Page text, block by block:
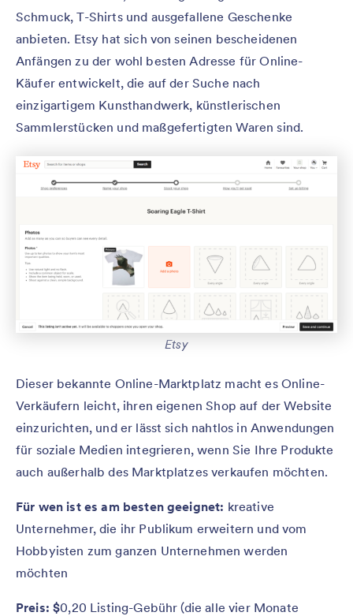
Schmuck, T-Shirts und ausgefallene Geschenke
anbieten. Etsy hat sich von seinen bescheidenen
Anfängen zu der wohl besten Adresse für Online-
Käufer entwickelt, die auf der Suche nach
einzigartigem Kunsthandwerk, künstlerischen
Sammlerstücken und maßgefertigten Waren sind.
Etsy
Dieser bekannte Online-Marktplatz macht es Online-
Verkäufern leicht, ihren eigenen Shop auf der Website
einzurichten, und er lässt sich nahtlos in Anwendungen
für soziale Medien integrieren, wenn Sie Ihre Produkte
auch außerhalb des Marktplatzes verkaufen möchten.
Für wen ist es am besten geeignet: kreative
Unternehmer, die ihr Publikum erweitern und vom
Hobbyisten zum ganzen Unternehmen werden
möchten
Preis: $0,20 Listing-Gebühr (die alle vier Monate